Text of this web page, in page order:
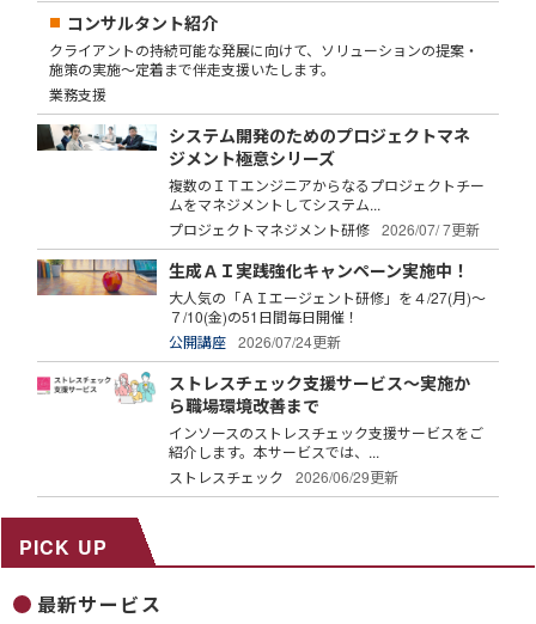
コンサルタント紹介
クライアントの持続可能な発展に向けて、ソリューションの提案・
施策の実施～定着まで伴走支援いたします。
業務支援
システム開発のためのプロジェクトマネ
ジメント極意シリーズ
複数のＩＴエンジニアからなるプロジェクトチー
ムをマネジメントしてシステム...
プロジェクトマネジメント研修
2026/07/ 7更新
生成ＡＩ実践強化キャンペーン実施中！
大人気の「ＡＩエージェント研修」を４/27(月)～
７/10(金)の51日間毎日開催！
公開講座
2026/07/24更新
ストレスチェック支援サービス～実施か
ら職場環境改善まで
インソースのストレスチェック支援サービスをご
紹介します。本サービスでは、...
ストレスチェック
2026/06/29更新
PICK UP
最新サービス